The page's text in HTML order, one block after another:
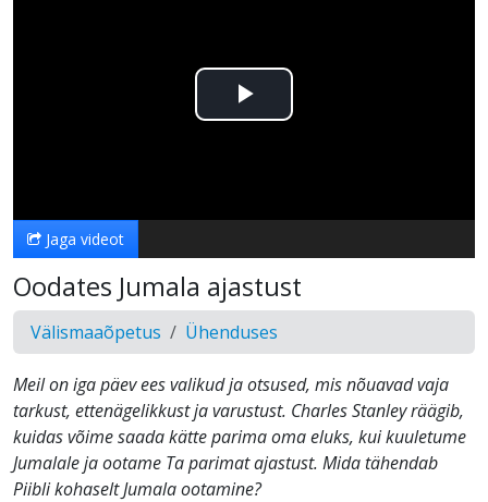
Esita
Jaga videot
Oodates Jumala ajastust
Välismaaõpetus Ühenduses
Meil on iga päev ees valikud ja otsused, mis nõuavad vaja
tarkust, ettenägelikkust ja varustust. Charles Stanley räägib,
kuidas võime saada kätte parima oma eluks, kui kuuletume
Jumalale ja ootame Ta parimat ajastust. Mida tähendab
Piibli kohaselt Jumala ootamine?